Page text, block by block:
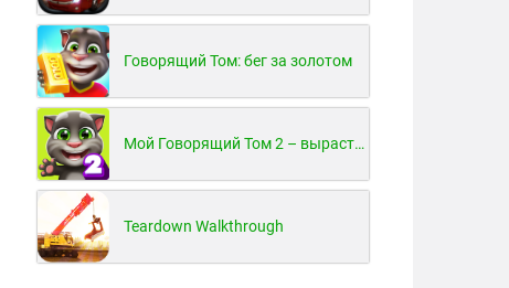
Говорящий Том: бег за золотом
Мой Говорящий Том 2 – вырасти и воспитай своего котенка
Teardown Walkthrough